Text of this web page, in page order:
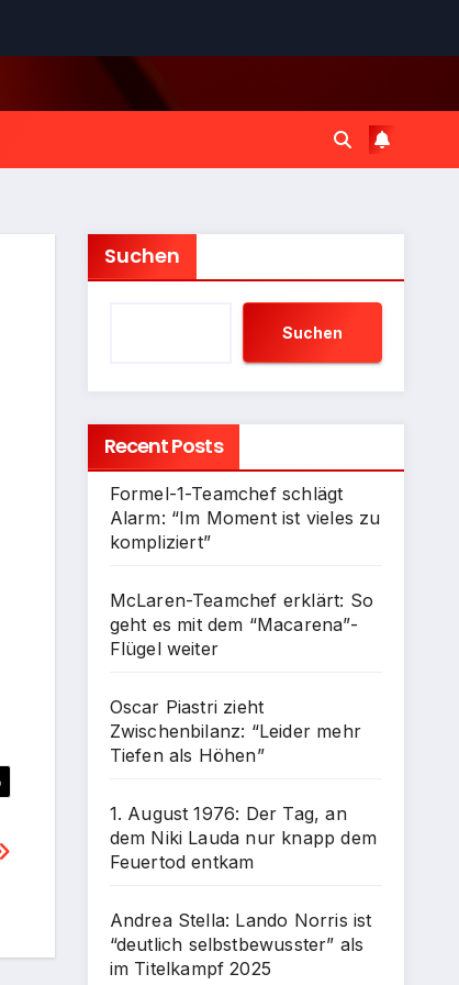
Suchen
Suchen
Recent Posts
Formel-1-Teamchef schlägt
Alarm: “Im Moment ist vieles zu
kompliziert”
McLaren-Teamchef erklärt: So
geht es mit dem “Macarena”-
Flügel weiter
Oscar Piastri zieht
Zwischenbilanz: “Leider mehr
Tiefen als Höhen”
1. August 1976: Der Tag, an
dem Niki Lauda nur knapp dem
Feuertod entkam
Andrea Stella: Lando Norris ist
“deutlich selbstbewusster” als
im Titelkampf 2025